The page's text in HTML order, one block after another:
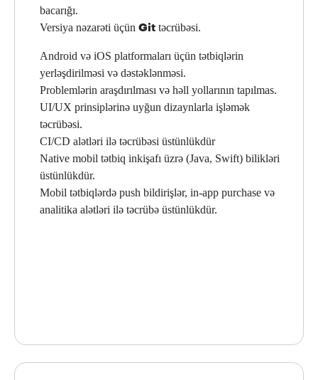
bacarığı.
Versiya nəzarəti üçün Git təcrübəsi.
Android və iOS platformaları üçün tətbiqlərin
yerləşdirilməsi və dəstəklənməsi.
Problemlərin araşdırılması və həll yollarının tapılmas.
UI/UX prinsiplərinə uyğun dizaynlarla işləmək
təcrübəsi.
CI/CD alətləri ilə təcrübəsi üstünlükdür
Native mobil tətbiq inkişafı üzrə (Java, Swift) bilikləri
üstünlükdür.
Mobil tətbiqlərdə push bildirişlər, in-app purchase və
analitika alətləri ilə təcrübə üstünlükdür.